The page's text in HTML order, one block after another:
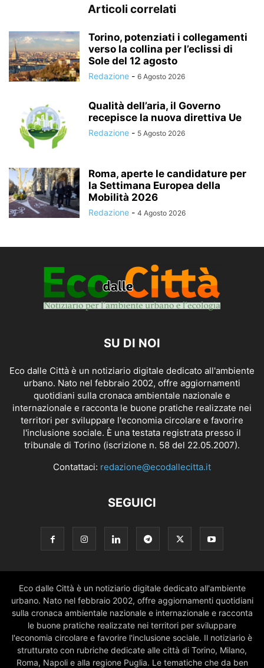
Articoli correlati
Torino, potenziati i collegamenti
verso la collina per l’eclissi di
Sole del 12 agosto
Redazione - 6 Agosto 2026
Qualità dell’aria, il Governo
recepisce la nuova direttiva Ue
Redazione - 5 Agosto 2026
Roma, aperte le candidature per
la Settimana Europea della
Mobilità 2026
Redazione - 4 Agosto 2026
SU DI NOI
Eco dalle Città è un notiziario digitale dedicato all'ambiente
urbano. Nato nel febbraio 2002, offre aggiornamenti
quotidiani sulla cronaca ambientale nazionale e
internazionale e racconta le buone pratiche realizzate nei
territori per sviluppare l'economia circolare e favorire
l'inclusione sociale. È una testata registrata presso il
tribunale di Torino (iscrizione n. 58 del 22.05.2007).
Contattaci: redazione@ecodallecitta.it
SEGUICI
Eco dalle Città è un notiziario digitale dedicato all'ambiente
urbano. Nato nel febbraio 2002, offre aggiornamenti quotidiani
sulla cronaca ambientale nazionale e internazionale e racconta
le buone pratiche realizzate nei territori per sviluppare
l'economia circolare e favorire l'inclusione sociale. Il notiziario è
strutturato con rubriche dedicate alle città di Torino, Milano,
Roma, Napoli e alla regione Puglia. Le tematiche che da ben